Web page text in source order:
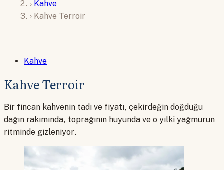
› Kahve
› Kahve Terroir
Kahve
Kahve Terroir
Bir fincan kahvenin tadı ve fiyatı, çekirdeğin doğduğu
dağın rakımında, toprağının huyunda ve o yılki yağmurun
ritminde gizleniyor.